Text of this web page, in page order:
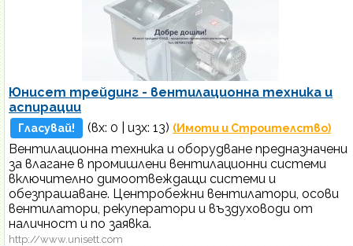
Юнисет трейдинг - вентилационна техника и
аспирации
Гласувай! (вх: 0 | изх: 13) (Имоти и Строителство)
Вентилационна техника и оборудване предназначени
за влагане в промишлени вентилационни системи
включително димоотвеждащи системи и
обезпрашаване. Центробежни вентилатори, осови
вентилатори, рекуператори и въздуховоди от
наличност и по заявка.
http://www.unisett.com